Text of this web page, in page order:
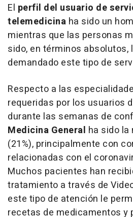
El perfil del usuario de
telemedicina ha sido un
mientras que las personas
sido, en términos absolutos,
demandado este tipo de
Respecto a las
requeridas por los usuarios
durante las semanas de
Medicina General ha sido la
(21%), principalmente con
relacionadas con el
Muchos pacientes han
tratamiento a través de
este tipo de atención le
recetas de medicamentos y